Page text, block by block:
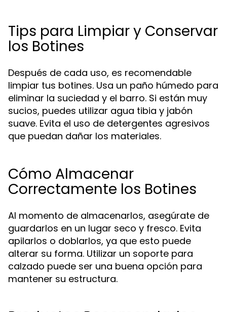
Tips para Limpiar y Conservar
los Botines
Después de cada uso, es recomendable
limpiar tus botines. Usa un paño húmedo para
eliminar la suciedad y el barro. Si están muy
sucios, puedes utilizar agua tibia y jabón
suave. Evita el uso de detergentes agresivos
que puedan dañar los materiales.
Cómo Almacenar
Correctamente los Botines
Al momento de almacenarlos, asegúrate de
guardarlos en un lugar seco y fresco. Evita
apilarlos o doblarlos, ya que esto puede
alterar su forma. Utilizar un soporte para
calzado puede ser una buena opción para
mantener su estructura.